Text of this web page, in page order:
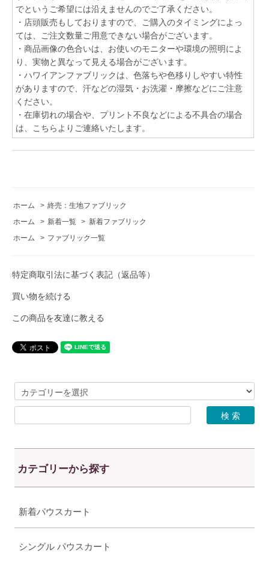
でというご希望には沿えませんのでご了承ください。
・店頭販売もしておりますので、ご購入のタイミングによっ
ては、ご注文数量ご用意できない場合がございます。
・商品画像の色合いは、お使いのモニターや環境の照明によ
り、実物と異なって見える場合がございます。
・ハワイアンファブリックは、色落ちや色移りしやすい特性
がありますので、汗などの湿気・お洗濯・摩擦などにご注意
ください。
・在庫切れの場合や、プリント不良などによる不具合の場合
は、こちらよりご連絡いたします。
ホーム > 終売：生地ファブリック
ホーム
> 新着一覧 > 新着ファブリック
ホーム
> ファブリック一覧
特定商取引法に基づく表記（返品等）
買い物を続ける
この商品を友達に教える
カテゴリーから探す
新着パウスカート
シングル パウスカート